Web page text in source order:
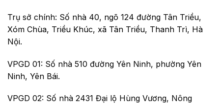
Trụ sở chính: Số nhà 40, ngõ 124 đường Tân Triều,
Xóm Chùa, Triều Khúc, xã Tân Triều, Thanh Trì, Hà
Nội.
VPGD 01: Số nhà 510 đường Yên Ninh, phường Yên
Ninh, Yên Bái.
VPGD 02: Số nhà 2431 Đại lộ Hùng Vương, Nông